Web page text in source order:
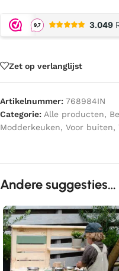
Zet op verlanglijst
Artikelnummer: 768984IN
Categorie: Alle producten,
Modderkeuken, Voor buiten,
Andere suggesties…